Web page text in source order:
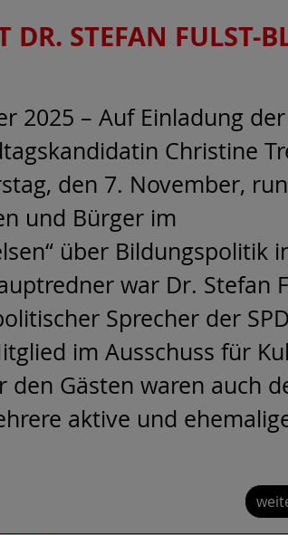
DR. STEFAN FULST-
2025 – Auf Einladung der
Christine
den 7. November,
und Bürger im
über Bildungspolitik
war Dr. Stefan
Sprecher der
im Ausschuss für
den Gästen waren auch
aktive und